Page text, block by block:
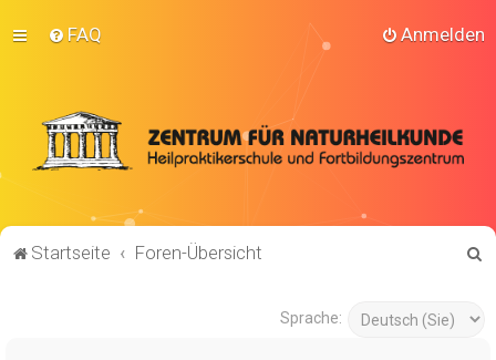
FAQ Anmelden
Startseite Foren-Übersicht
Sprache: